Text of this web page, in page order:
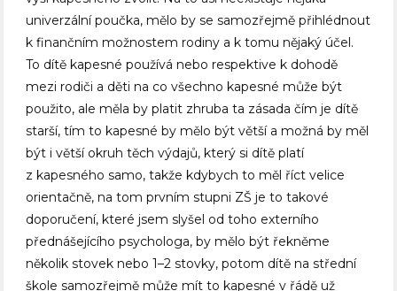
univerzální poučka, mělo by se samozřejmě přihlédnout
k finančním možnostem rodiny a k tomu nějaký účel.
To dítě kapesné používá nebo respektive k dohodě
mezi rodiči a děti na co všechno kapesné může být
použito, ale měla by platit zhruba ta zásada čím je dítě
starší, tím to kapesné by mělo být větší a možná by měl
být i větší okruh těch výdajů, který si dítě platí
z kapesného samo, takže kdybych to měl říct velice
orientačně, na tom prvním stupni ZŠ je to takové
doporučení, které jsem slyšel od toho externího
přednášejícího psychologa, by mělo být řekněme
několik stovek nebo 1–2 stovky, potom dítě na střední
škole samozřejmě může mít to kapesné v řádě už